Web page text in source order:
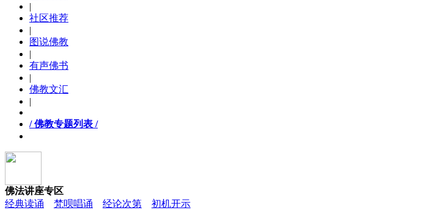
|
社区推荐
|
图说佛教
|
有声佛书
|
佛教文汇
|
/ 佛教专题列表 /
佛法讲座专区
经典读诵
梵呗唱诵 经论次第
初机开示